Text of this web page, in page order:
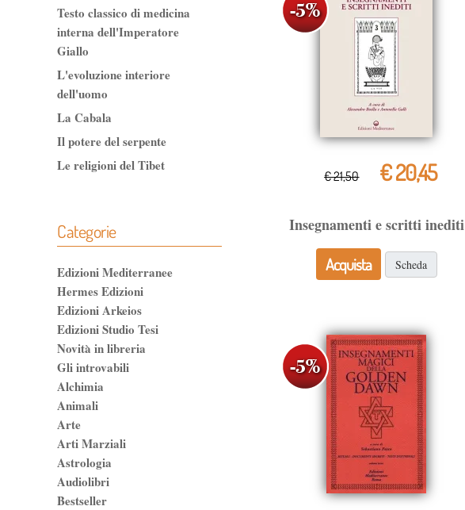
€ 21,50 € 20,45
Insegnamenti e scritti inediti
Acquista
Scheda
Testo classico di medicina
interna dell'Imperatore
Giallo
L'evoluzione interiore
dell'uomo
La Cabala
Il potere del serpente
Le religioni del Tibet
Categorie
Edizioni Mediterranee
Hermes Edizioni
Edizioni Arkeios
Edizioni Studio Tesi
Novità in libreria
Gli introvabili
Alchimia
Animali
Arte
Arti Marziali
Astrologia
Audiolibri
Bestseller